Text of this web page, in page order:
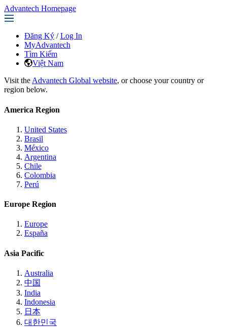
Advantech Homepage
Đăng Ký / Log In
MyAdvantech
Tìm Kiếm
Việt Nam
Visit the Advantech Global website, or choose your country or
region below.
America Region
United States
Brasil
México
Argentina
Chile
Colombia
Perú
Europe Region
Europe
España
Asia Pacific
Australia
中国
India
Indonesia
日本
대한민국